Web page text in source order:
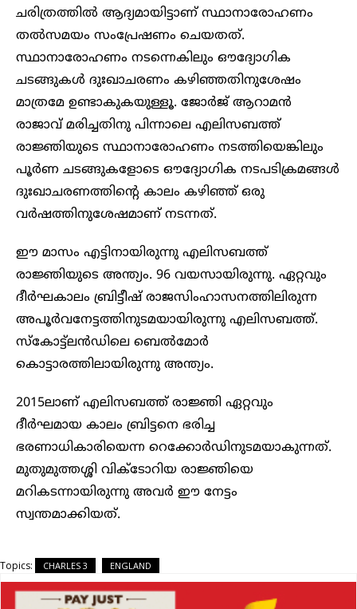
ചരിത്രത്തിൽ ആദ്യമായിട്ടാണ് സ്ഥാനാരോഹണം
തൽസമയം സംപ്രേഷണം ചെയതത്.
സ്ഥാനാരോഹണം നടന്നെകിലും ഔദ്യോഗിക
ചടങ്ങുകൾ ദുഃഖാചരണം കഴിഞ്ഞതിനുശേഷം
മാത്രമേ ഉണ്ടാകുകയുള്ളൂ. ജോർജ് ആറാമൻ
രാജാവ് മരിച്ചതിനു പിന്നാലെ എലിസബത്ത്
രാജ്ഞിയുടെ സ്ഥാനാരോഹണം നടത്തിയെങ്കിലും
പൂർണ ചടങ്ങുകളോടെ ഔദ്യോഗിക നടപടിക്രമങ്ങൾ
ദുഃഖാചരണത്തിന്റെ കാലം കഴിഞ്ഞ് ഒരു
വർഷത്തിനുശേഷമാണ് നടന്നത്.
ഈ മാസം എട്ടിനായിരുന്നു എലിസബത്ത്
രാജ്ഞിയുടെ അന്ത്യം. 96 വയസായിരുന്നു. ഏറ്റവും
ദീർഘകാലം ബ്രിട്ടീഷ് രാജസിംഹാസനത്തിലിരുന്ന
അപൂർവനേട്ടത്തിനുടമയായിരുന്നു എലിസബത്ത്.‌
സ്‌കോട്ട്‌ലൻഡിലെ ബെൽമോർ
കൊട്ടാരത്തിലായിരുന്നു അന്ത്യം.
2015ലാണ് എലിസബത്ത് രാജ്ഞി ഏറ്റവും
ദീർഘമായ കാലം ബ്രിട്ടനെ ഭരിച്ച
ഭരണാധികാരിയെന്ന റെക്കോർഡിനുടമയാകുന്നത്.
മുതുമുത്തശ്ശി വിക്ടോറിയ രാജ്ഞിയെ
മറികടന്നായിരുന്നു അവർ ഈ നേട്ടം
സ്വന്തമാക്കിയത്.
Topics: CHARLES 3 ENGLAND